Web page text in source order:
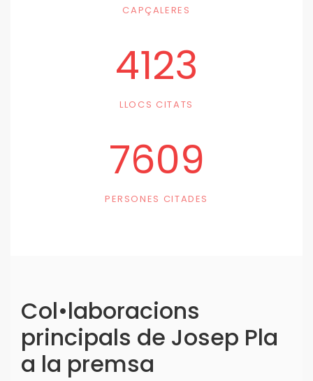
CAPÇALERES
4123
LLOCS CITATS
7609
PERSONES CITADES
Col•laboracions
principals de Josep Pla
a la premsa